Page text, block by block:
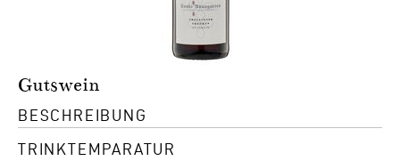
Gutswein
BESCHREIBUNG
TRINKTEMPARATUR